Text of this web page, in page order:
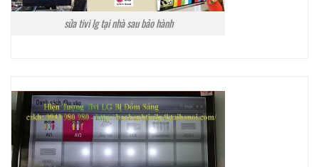
sửa tivi lg tại nhà sau bảo hành